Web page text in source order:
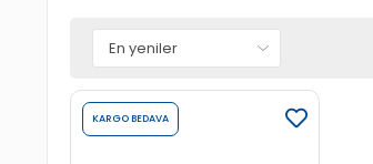
KARGO BEDAVA